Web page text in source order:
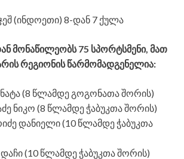
(ინდოეთი) 8-დან 7 ქულა
მონაწილეობს 75 სპორტსმენი, მათ
რეგიონის წარმომადგენელია:
ნატა (8 წლამდე გოგონათა შორის)
ნიკო (8 წლამდე ჭაბუკთა შორის)
დანიელი (10 წლამდე ჭაბუკთა
(10 წლამდე ჭაბუკთა შორის)